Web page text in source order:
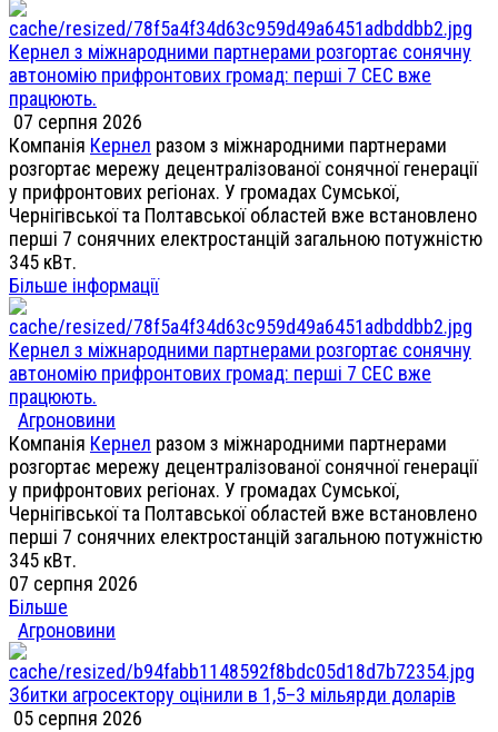
Кернел з міжнародними партнерами розгортає сонячну
автономію прифронтових громад: перші 7 СЕС вже
працюють.
07 серпня 2026
Компанія Кернел разом з міжнародними партнерами
розгортає мережу децентралізованої сонячної генерації
у прифронтових регіонах. У громадах Сумської,
Чернігівської та Полтавської областей вже встановлено
перші 7 сонячних електростанцій загальною потужністю
345 кВт.
Більше інформації
Кернел з міжнародними партнерами розгортає сонячну
автономію прифронтових громад: перші 7 СЕС вже
працюють.
Агроновини
Компанія Кернел разом з міжнародними партнерами
розгортає мережу децентралізованої сонячної генерації
у прифронтових регіонах. У громадах Сумської,
Чернігівської та Полтавської областей вже встановлено
перші 7 сонячних електростанцій загальною потужністю
345 кВт.
07 серпня 2026
Більше
Агроновини
Збитки агросектору оцінили в 1,5–3 мільярди доларів
05 серпня 2026